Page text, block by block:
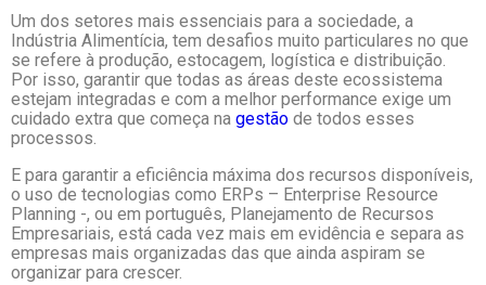
Um dos setores mais essenciais para a sociedade, a
Indústria Alimentícia, tem desafios muito particulares no que
se refere à produção, estocagem, logística e distribuição.
Por isso, garantir que todas as áreas deste ecossistema
estejam integradas e com a melhor performance exige um
cuidado extra que começa na gestão de todos esses
processos.
E para garantir a eficiência máxima dos recursos disponíveis,
o uso de tecnologias como ERPs – Enterprise Resource
Planning -, ou em português, Planejamento de Recursos
Empresariais, está cada vez mais em evidência e separa as
empresas mais organizadas das que ainda aspiram se
organizar para crescer.